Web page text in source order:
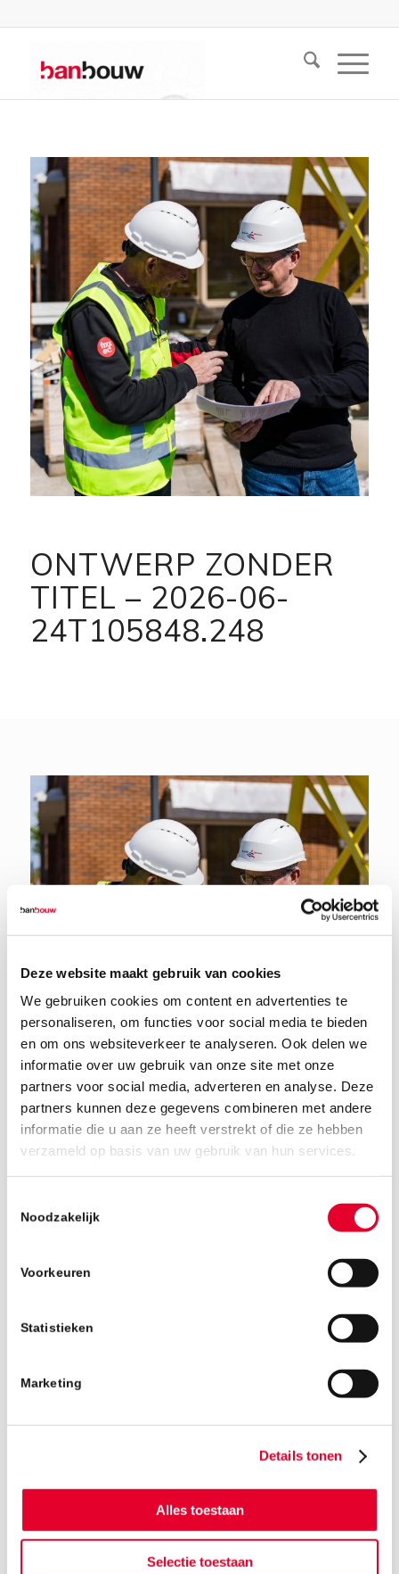
Deze website maakt gebruik van cookies
We gebruiken cookies om content en advertenties te
personaliseren, om functies voor social media te bieden
en om ons websiteverkeer te analyseren. Ook delen we
informatie over uw gebruik van onze site met onze
partners voor social media, adverteren en analyse. Deze
partners kunnen deze gegevens combineren met andere
informatie die u aan ze heeft verstrekt of die ze hebben
verzameld op basis van uw gebruik van hun services.
Noodzakelijk
Voorkeuren
Statistieken
Marketing
Details tonen
Alles toestaan
Selectie toestaan
ONTWERP ZONDER
TITEL – 2026-06-
24T105848.248
24 juni 2026